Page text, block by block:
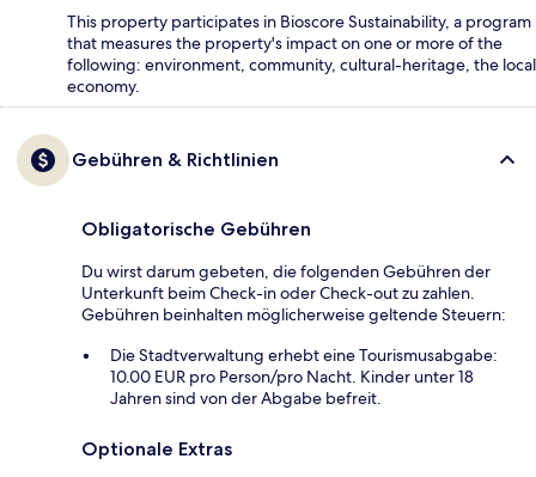
This property participates in Bioscore Sustainability, a program
that measures the property's impact on one or more of the
following: environment, community, cultural-heritage, the local
economy.
Gebühren & Richtlinien
Obligatorische Gebühren
Du wirst darum gebeten, die folgenden Gebühren der
Unterkunft beim Check-in oder Check-out zu zahlen.
Gebühren beinhalten möglicherweise geltende Steuern:
Die Stadtverwaltung erhebt eine Tourismusabgabe:
10.00 EUR pro Person/pro Nacht. Kinder unter 18
Jahren sind von der Abgabe befreit.
Optionale Extras